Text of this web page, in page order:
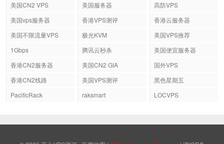
美国CN2 VPS
美国服务器
高防VPS
美国vps服务器
香港VPS测评
香港云服务器
美国不限流量VPS
极光KVM
美国VPS推荐
1Gbps
腾讯云秒杀
美国便宜服务器
香港CN2服务器
美国CN2 GIA
国外VPS
香港CN2线路
美国VPS测评
黑色星期五
PacificRack
raksmart LOCVPS